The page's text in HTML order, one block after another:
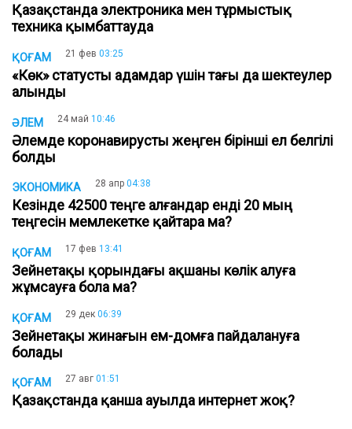
Қазақстанда электроника мен тұрмыстық
техника қымбаттауда
ҚОҒАМ 21 фев 03:25
«Көк» статусты адамдар үшін тағы да шектеулер
алынды
ӘЛЕМ 24 май 10:46
Әлемде коронавирусты жеңген бірінші ел белгілі
болды
ЭКОНОМИКА 28 апр 04:38
Кезінде 42500 теңге алғандар енді 20 мың
теңгесін мемлекетке қайтара ма?
ҚОҒАМ 17 фев 13:41
Зейнетақы қорындағы ақшаны көлік алуға
жұмсауға бола ма?
ҚОҒАМ 29 дек 06:39
Зейнетақы жинағын ем-домға пайдалануға
болады
ҚОҒАМ 27 авг 01:51
Қазақстанда қанша ауылда интернет жоқ?